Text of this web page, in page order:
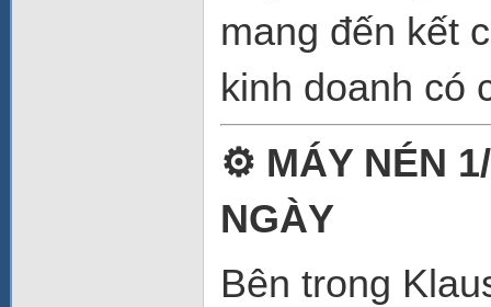
mang đến kết
kinh doanh có
⚙️ MÁY NÉN
NGÀY
Bên trong